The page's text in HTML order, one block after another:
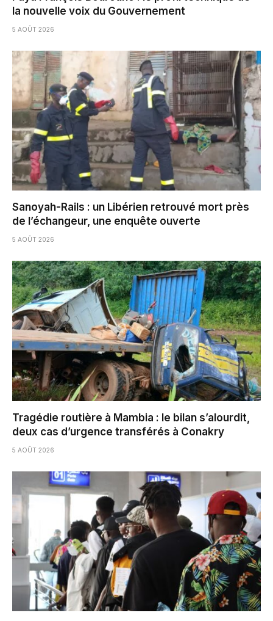
la nouvelle voix du Gouvernement
5 AOÛT 2026
Sanoyah-Rails : un Libérien retrouvé mort près
de l’échangeur, une enquête ouverte
5 AOÛT 2026
Tragédie routière à Mambia : le bilan s’alourdit,
deux cas d’urgence transférés à Conakry
5 AOÛT 2026